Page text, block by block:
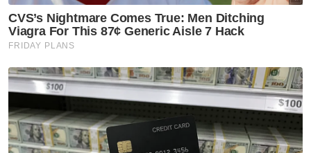
Siasat
Artikel Disyorkan